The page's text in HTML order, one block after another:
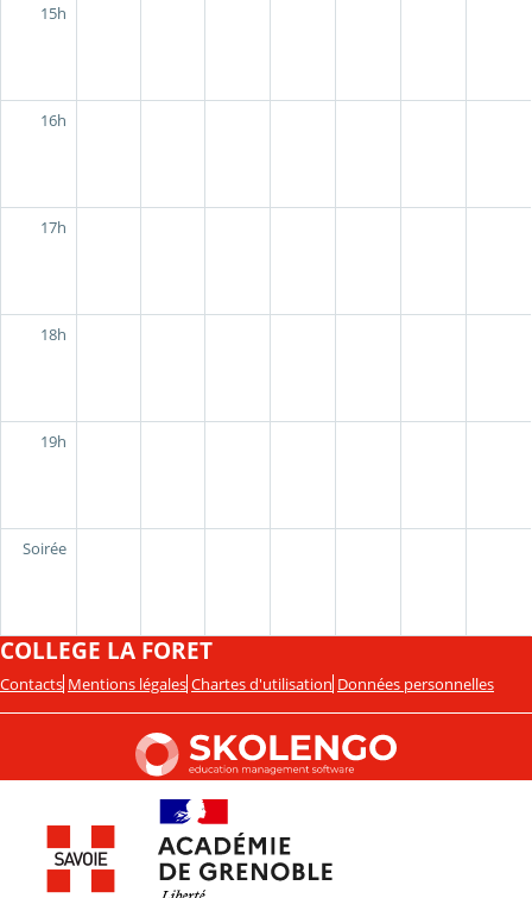
15h
16h
17h
18h
19h
Soirée
COLLEGE LA FORET
Contacts Mentions légales Chartes d'utilisation Données personnelles